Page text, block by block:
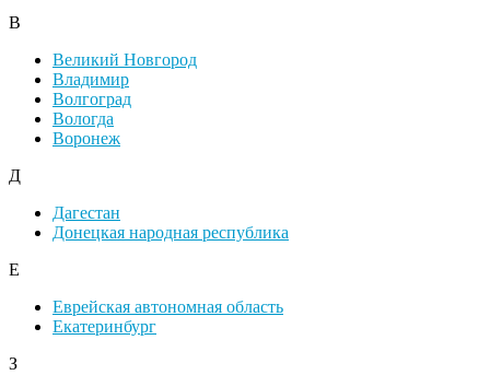
В
Великий Новгород
Владимир
Волгоград
Вологда
Воронеж
Д
Дагестан
Донецкая народная республика
Е
Еврейская автономная область
Екатеринбург
З